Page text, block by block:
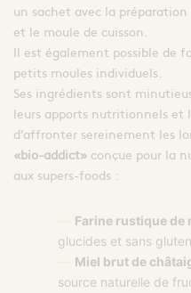
un sachet avec la
et le moule de cuisson.
Il est également possible de
petits moules individuels.
Ses ingrédients sont
leurs apports nutritionnels et
d’affronter sereinement les
«bio-addict» conçue pour la
aux supers-foods :
Farine rustique de
glucides et sans
Miel brut de
source naturelle de